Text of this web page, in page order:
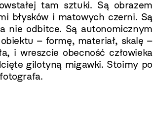
tam sztuki. Są obrazem
błysków i matowych czerni. Są
nie odbitce. Są autonomicznym
– formę, materiał, skalę –
i wreszcie obecność człowieka
gilotyną migawki. Stoimy po